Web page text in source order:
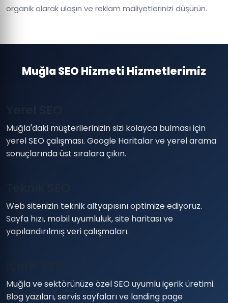
organik olarak ulaşın ve reklam maliyetlerinizi düşürün.
Muğla SEO Hizmeti Hizmetlerimiz
Muğla'daki müşterilerinizin sizi kolayca bulması için
yerel SEO çalışması. Google Haritalar ve yerel arama
sonuçlarında üst sıralara çıkın.
Web sitenizin teknik altyapısını optimize ediyoruz.
Sayfa hızı, mobil uyumluluk, site haritası ve
yapılandırılmış veri çalışmaları.
Muğla ve sektörünüze özel SEO uyumlu içerik üretimi.
Blog yazıları, servis sayfaları ve landing page